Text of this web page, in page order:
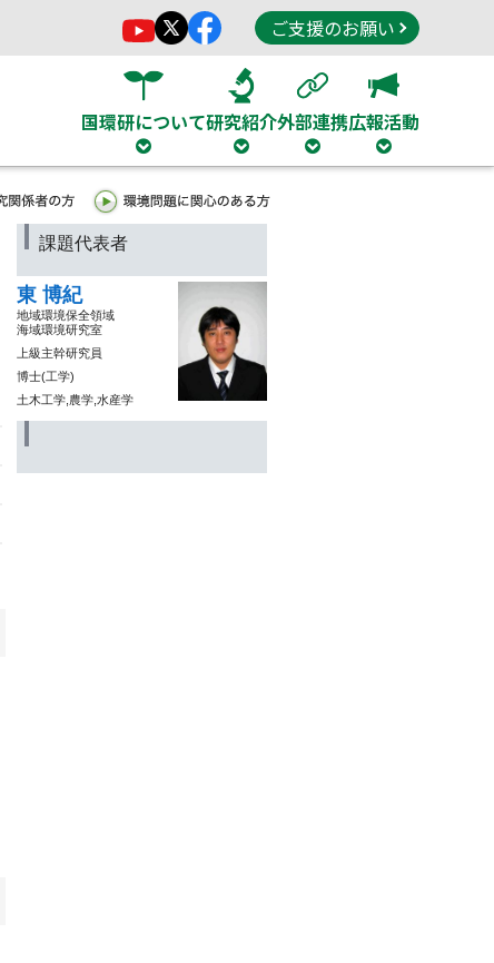
ご支援のお願い
国環研について研究紹介外部連携広報活動
課題代表者
東 博紀
地域環境保全領域
海域環境研究室
上級主幹研究員
博士(工学)
土木工学,農学,水産学